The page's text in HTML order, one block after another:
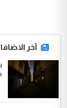
التعليق :
للوزاره
الاستماع
الموضوع :
العام في
آخر